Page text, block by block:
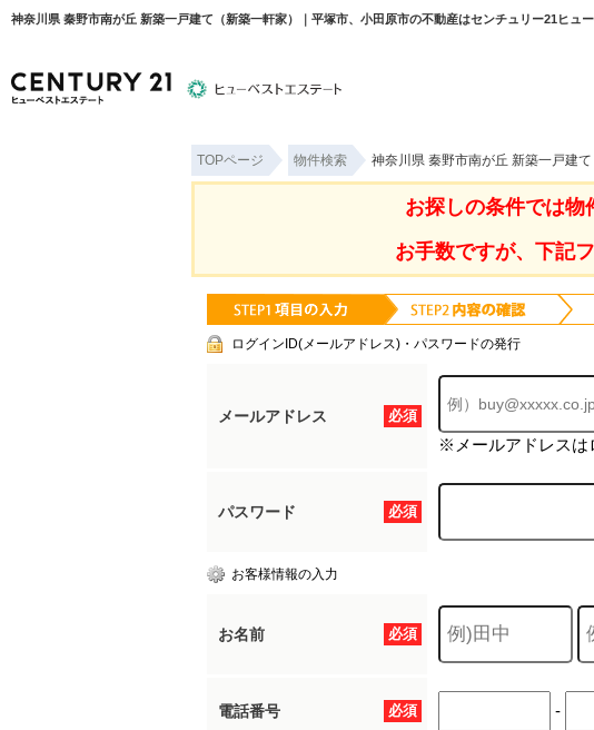
神奈川県 秦野市南が丘 新築一戸建て（新築一軒家）｜平塚市、小田原市の不動産はセンチュリー21ヒュ
物件検索 平塚エリア 小田原エ
住宅ローンについて 住宅ローン実績
会社概要
TOPページ 物件検索 神奈川県 秦野市南が丘 新築一戸建
お探しの条件では物
お手数ですが、下記
ログインID(メールアドレス)・パスワードの発行
必須
メールアドレス
※メールアドレスは
必須
パスワード
お客様情報の入力
必須
お名前
必須
電話番号 -